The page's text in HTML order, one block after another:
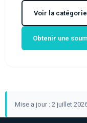
Voir la
Obtenir une
Mise a jour : 2 juillet